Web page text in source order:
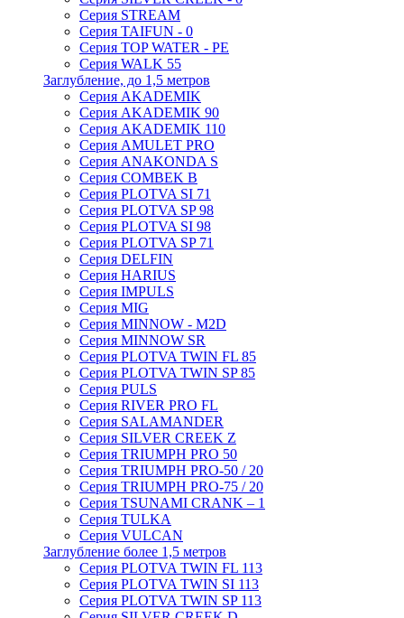
Серия STREAM
Серия TAIFUN - 0
Серия TOP WATER - PE
Серия WALK 55
Заглубление, до 1,5 метров
Серия AKADEMIK
Серия AKADEMIK 90
Серия AKADEMIK 110
Серия AMULET PRO
Серия ANAKONDA S
Серия COMBEK B
Серия PLOTVA SI 71
Серия PLOTVA SP 98
Серия PLOTVA SI 98
Серия PLOTVA SP 71
Серия DELFIN
Серия HARIUS
Серия IMPULS
Серия MIG
Серия MINNOW - M2D
Серия MINNOW SR
Серия PLOTVA TWIN FL 85
Серия PLOTVA TWIN SP 85
Серия PULS
Серия RIVER PRO FL
Серия SALAMANDER
Серия SILVER CREEK Z
Серия TRIUMPH PRO 50
Серия TRIUMPH PRO-50 / 20
Серия TRIUMPH PRO-75 / 20
Серия TSUNAMI CRANK – 1
Серия TULKA
Серия VULCAN
Заглубление более 1,5 метров
Серия PLOTVA TWIN FL 113
Серия PLOTVA TWIN SI 113
Серия PLOTVA TWIN SP 113